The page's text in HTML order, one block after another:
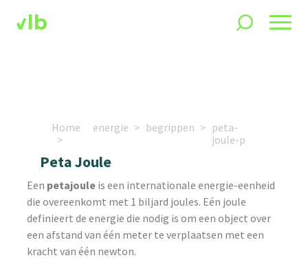
Home energie begrippen
peta-
joule-p
Peta Joule
Een petajoule is een internationale energie-eenheid
die overeenkomt met 1 biljard joules. Eén joule
definieert de energie die nodig is om een object over
een afstand van één meter te verplaatsen met een
kracht van één newton.